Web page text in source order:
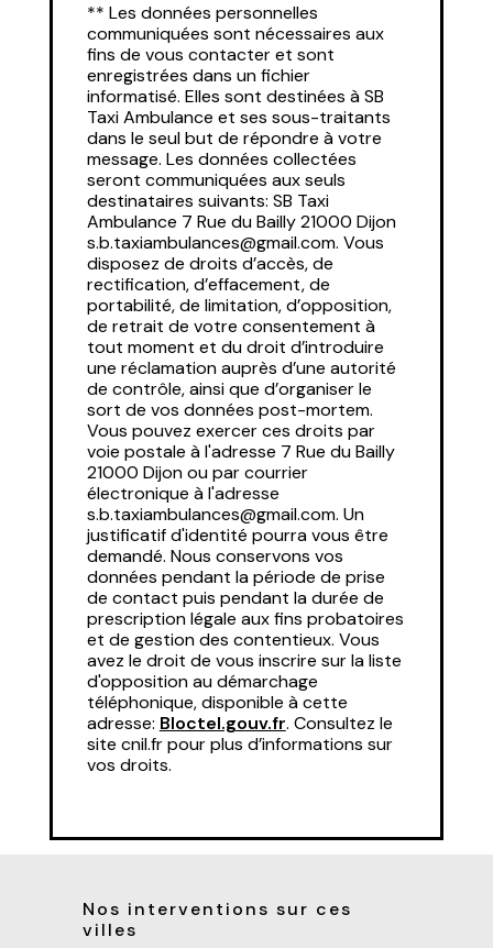
** Les données personnelles
communiquées sont nécessaires aux
fins de vous contacter et sont
enregistrées dans un fichier
informatisé. Elles sont destinées à SB
Taxi Ambulance et ses sous-traitants
dans le seul but de répondre à votre
message. Les données collectées
seront communiquées aux seuls
destinataires suivants: SB Taxi
Ambulance 7 Rue du Bailly 21000 Dijon
s.b.taxiambulances@gmail.com. Vous
disposez de droits d’accès, de
rectification, d’effacement, de
portabilité, de limitation, d’opposition,
de retrait de votre consentement à
tout moment et du droit d’introduire
une réclamation auprès d’une autorité
de contrôle, ainsi que d’organiser le
sort de vos données post-mortem.
Vous pouvez exercer ces droits par
voie postale à l'adresse 7 Rue du Bailly
21000 Dijon ou par courrier
électronique à l'adresse
s.b.taxiambulances@gmail.com. Un
justificatif d'identité pourra vous être
demandé. Nous conservons vos
données pendant la période de prise
de contact puis pendant la durée de
prescription légale aux fins probatoires
et de gestion des contentieux. Vous
avez le droit de vous inscrire sur la liste
d'opposition au démarchage
téléphonique, disponible à cette
adresse: Bloctel.gouv.fr. Consultez le
site cnil.fr pour plus d’informations sur
vos droits.
Nos interventions sur ces
villes